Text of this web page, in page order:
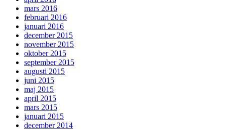
mars 2016
februari 2016
januari 2016
december 2015
november 2015
oktober 2015
september 2015
augusti 2015
juni 2015
maj 2015
april 2015
mars 2015
januari 2015
december 2014